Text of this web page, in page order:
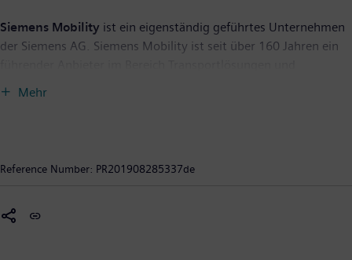
Siemens Mobility ist ein eigenständig geführtes Unternehmen
der Siemens AG. Siemens Mobility ist seit über 160 Jahren ein
Digitalisierung ermöglicht Siemens Mobility
intelligent zu machen, eine nachhaltige Wertsteigerung über
Mehr
Reference Number: PR201908285337de